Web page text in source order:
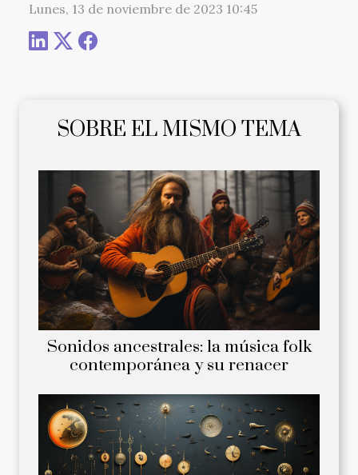
SOBRE EL MISMO TEMA
Sonidos ancestrales: la música folk
contemporánea y su renacer
Lunes, 13 de noviembre de 2023 10:45